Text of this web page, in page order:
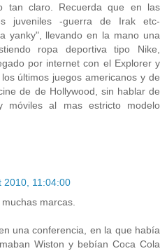
tan claro. Recuerda que en las
juveniles -guerra de Irak etc-
yanky", llevando en la mano una
ropa deportiva tipo Nike,
por internet con el Explorer y
últimos juegos americanos y de
de de Hollywood, sin hablar de
móviles al mas estricto modelo
2010, 11:04:00
marcas.
una conferencia, en la que había
Wiston y bebían Coca Cola